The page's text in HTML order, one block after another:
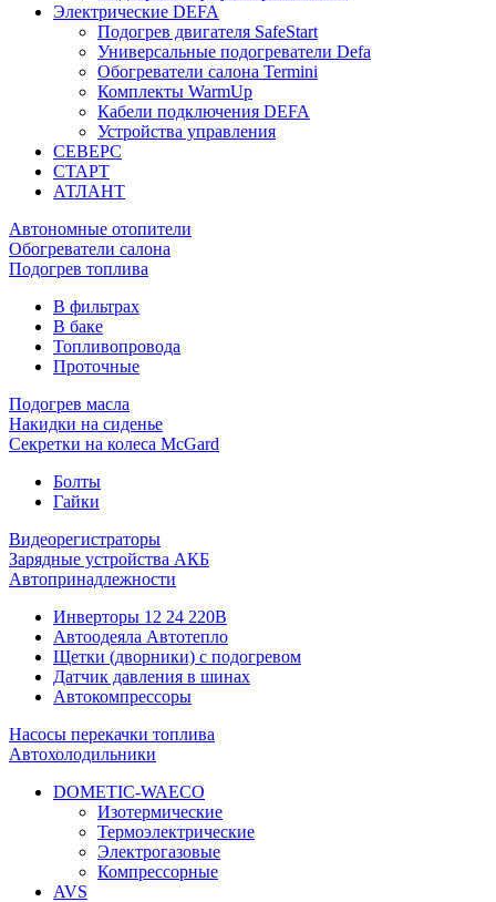
Электрические DEFA
Подогрев двигателя SafeStart
Универсальные подогреватели Defa
Обогреватели салона Termini
Комплекты WarmUp
Кабели подключения DEFA
Устройства управления
СЕВЕРС
СТАРТ
АТЛАНТ
Автономные отопители
Обогреватели салона
Подогрев топлива
В фильтрах
В баке
Топливопровода
Проточные
Подогрев масла
Накидки на сиденье
Секретки на колеса McGard
Болты
Гайки
Видеорегистраторы
Зарядные устройства АКБ
Автопринадлежности
Инверторы 12 24 220В
Автоодеяла Автотепло
Щетки (дворники) с подогревом
Датчик давления в шинах
Автокомпрессоры
Насосы перекачки топлива
Автохолодильники
DOMETIC-WAECO
Изотермические
Термоэлектрические
Электрогазовые
Компрессорные
AVS